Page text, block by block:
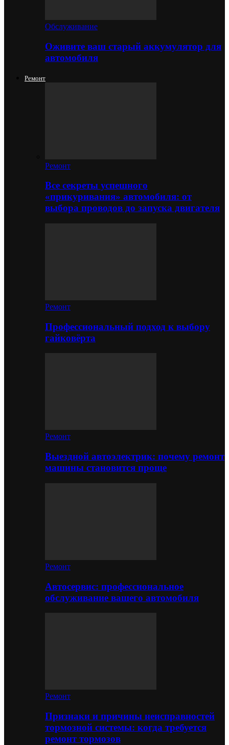
Обслуживание
Оживите ваш старый аккумулятор для
автомобиля
Ремонт
Ремонт
Все секреты успешного
«прикуривания» автомобиля: от
выбора проводов до запуска двигателя
Ремонт
Профессиональный подход к выбору
гайковёрта
Ремонт
Выездной автоэлектрик: почему ремонт
машины становится проще
Ремонт
Автосервис: профессиональное
обслуживание вашего автомобиля
Ремонт
Признаки и причины неисправностей
тормозной системы: когда требуется
ремонт тормозов